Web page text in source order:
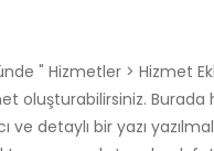
" Hizmetler > Hizmet
oluşturabilirsiniz. Burada
ve detaylı bir yazı